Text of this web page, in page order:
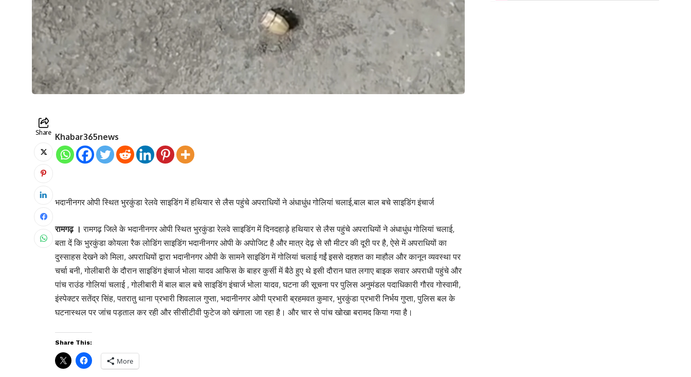
Share Khabar365news
भदानीनगर ओपी स्थित भुरकुंडा रेलवे साइडिंग में हथियार से लैस पहुंचे अपराधियों ने अंधाधुंध गोलियां चलाई,बाल बाल बचे साइडिंग इंचार्ज
रामगढ़ ।रामगढ़ जिले के भदानीनगर ओपी स्थित भुरकुंडा रेलवे साइडिंग में दिनदहाड़े हथियार से लैस पहुंचे अपराधियों ने अंधाधुंध गोलियां चलाई,
बता दें कि भुरकुंडा कोयला रैक लोडिंग साइडिंग भदानीनगर ओपी के अपोजिट है और मात्र देढ़ से सौ मीटर की दूरी पर है, ऐसे में अपराधियों का
दुस्साहस देखने को मिला, अपराधियों द्वारा भदानीनगर ओपी के सामने साइडिंग में गोलियां चलाई गईं इससे दहशत का माहौल और कानून व्यवस्था पर
चर्चा बनी, गोलीबारी के दौरान साइडिंग इंचार्ज भोला यादव आफिस के बाहर कुर्सी में बैठे हुए थे इसी दौरान घात लगाए बाइक सवार अपराधी पहुंचे और
पांच राउंड गोलियां चलाई , गोलीबारी में बाल बाल बचे साइडिंग इंचार्ज भोला यादव, घटना की सूचना पर पुलिस अनुमंडल पदाधिकारी गौरव गोस्वामी,
इंस्पेक्टर सतेंद्र सिंह, पतरातु थाना प्रभारी शिवलाल गुप्ता, भदानीनगर ओपी प्रभारी ब्रहमवत कुमार, भुरकुंडा प्रभारी निर्भय गुप्ता, पुलिस बल के
घटनास्थल पर जांच पड़ताल कर रही और सीसीटीवी फुटेज को खंगाला जा रहा है। और चार से पांच खोखा बरामद किया गया है।
Share This:
More